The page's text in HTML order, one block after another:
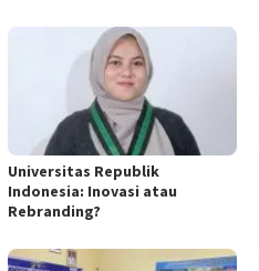
Universitas Republik
Indonesia: Inovasi atau
Rebranding?